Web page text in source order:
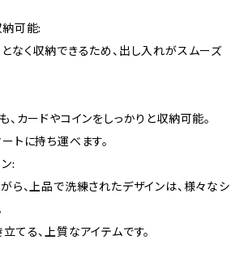
可能:
なく収納できるため、出し入れがスムーズ
、カードやコインをしっかりと収納可能。
トに持ち運べます。
:
ら、上品で洗練されたデザインは、様々なシ
てる、上質なアイテムです。